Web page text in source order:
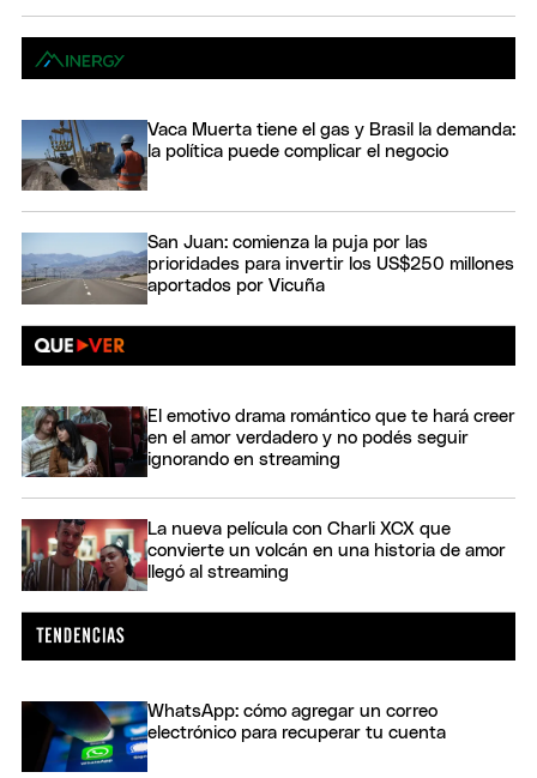
Vaca Muerta tiene el gas y Brasil la demanda:
la política puede complicar el negocio
San Juan: comienza la puja por las
prioridades para invertir los US$250 millones
aportados por Vicuña
El emotivo drama romántico que te hará creer
en el amor verdadero y no podés seguir
ignorando en streaming
La nueva película con Charli XCX que
convierte un volcán en una historia de amor
llegó al streaming
WhatsApp: cómo agregar un correo
electrónico para recuperar tu cuenta